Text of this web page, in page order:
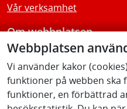
Webbplatsen
Vi använder kakor
funktioner på webben ska
funktioner, en förbättrad
Vår verksamhet
Om webbplatsen
Tillgänglighetsredogörelse
Följ oss